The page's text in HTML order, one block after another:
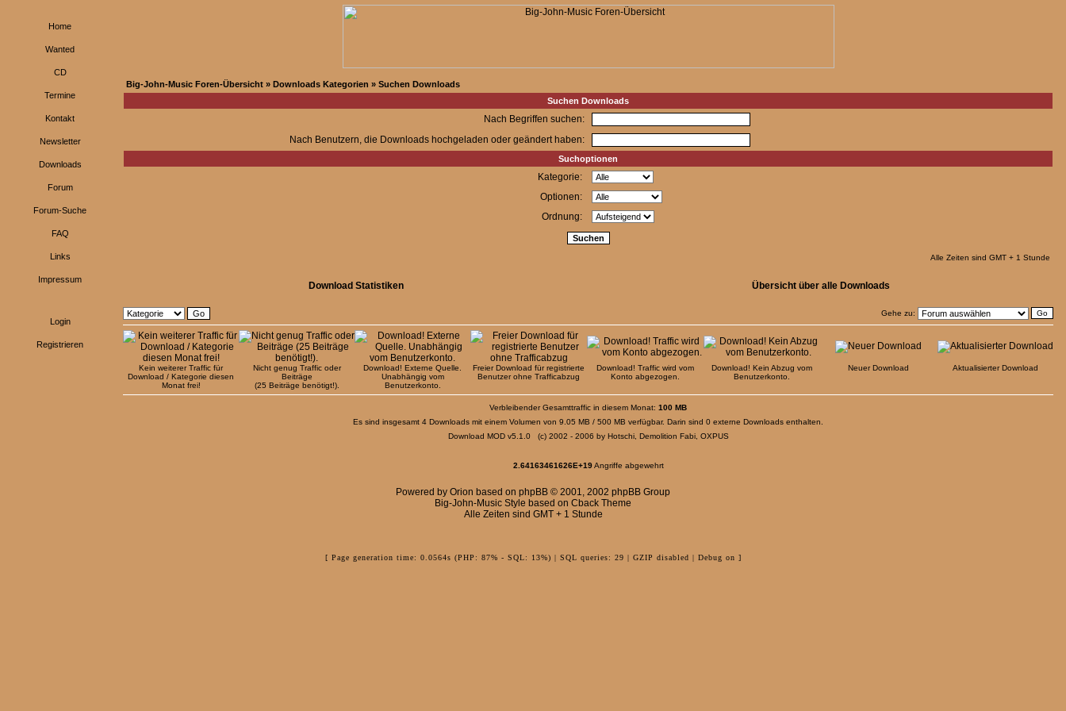
Home
Wanted
CD
Termine
Kontakt
Newsletter
Downloads
Forum
Forum-Suche
FAQ
Links
Impressum
Login
Registrieren
Big-John-Music Foren-Übersicht » Downloads Kategorien » Suchen Downloads
Suchen Downloads
Nach Begriffen suchen:
Nach Benutzern, die Downloads hochgeladen oder geändert haben:
Suchoptionen
Kategorie:
Optionen:
Ordnung:
Alle Zeiten sind GMT + 1 Stunde
Download Statistiken Übersicht über alle Downloads
Gehe zu:
Kein weiterer Traffic für
Download / Kategorie diesen
Monat frei!
Nicht genug Traffic oder
Beiträge
(25 Beiträge benötigt!).
Download! Externe Quelle.
Unabhängig vom
Benutzerkonto.
Freier Download für registrierte
Benutzer ohne Trafficabzug
Download! Traffic wird vom
Konto abgezogen.
Download! Kein Abzug vom
Benutzerkonto.
Neuer Download Aktualisierter Download
Verbleibender Gesamttraffic in diesem Monat: 100 MB
Es sind insgesamt 4 Downloads mit einem Volumen von 9.05 MB / 500 MB verfügbar. Darin sind 0 externe Downloads enthalten.
Download MOD v5.1.0 (c) 2002 - 2006 by Hotschi, Demolition Fabi, OXPUS
2.64163461626E+19Angriffe abgewehrt
Powered by Orion based on phpBB © 2001, 2002 phpBB Group
Big-John-Music Style based on Cback Theme
Alle Zeiten sind GMT + 1 Stunde
[ Page generation time: 0.0564s (PHP: 87% - SQL: 13%) | SQL queries: 29 | GZIP disabled | Debug on ]